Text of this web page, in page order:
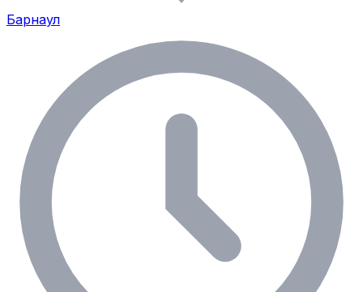
Барнаул